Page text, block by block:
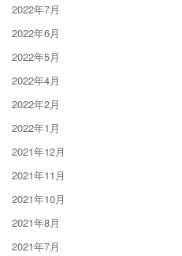
2022年7月
2022年6月
2022年5月
2022年4月
2022年2月
2022年1月
2021年12月
2021年11月
2021年10月
2021年8月
2021年7月